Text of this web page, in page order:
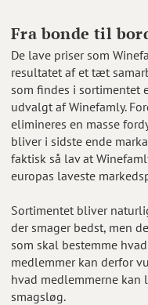
Fra bonde til
De lave priser som
resultatet af et tæt
som findes i sortimentet
udvalgt af Winefamly.
elimineres en masse
bliver i sidste ende
faktisk så lav at
europas laveste
Sortimentet bliver
der smager bedst, men
som skal bestemme
medlemmer kan derfor
hvad medlemmerne
smagsløg.